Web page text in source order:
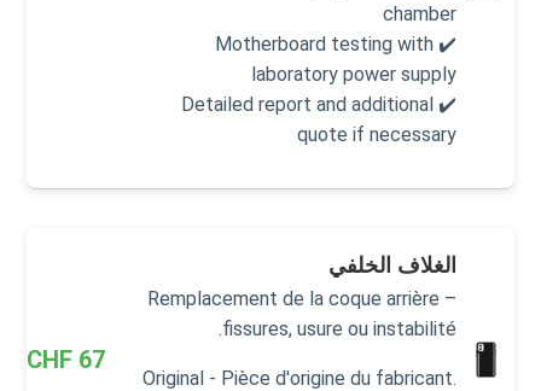
chamber
✔️ Motherboard testing with
laboratory power supply
✔️ Detailed report and additional
quote if necessary
الغلاف الخلفي
Remplacement de la coque arrière –
fissures, usure ou instabilité.
Original - Pièce d'origine du fabricant.
67